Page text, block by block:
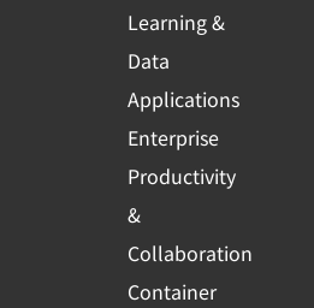
Learning &
Data
Applications
Enterprise
Productivity
&
Collaboration
Container